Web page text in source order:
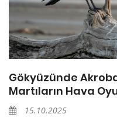
Gökyüzünde
Martıların Hava
15.10.2025